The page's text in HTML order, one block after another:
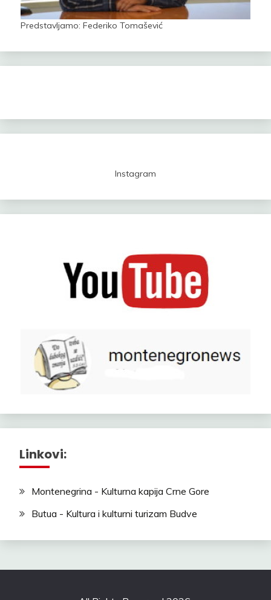
Predstavljamo: Federiko Tomašević
Instagram
Linkovi:
Montenegrina - Kulturna kapija Crne Gore
Butua - Kultura i kulturni turizam Budve